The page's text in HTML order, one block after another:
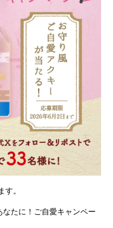
。
たに！ご自愛キャンペー